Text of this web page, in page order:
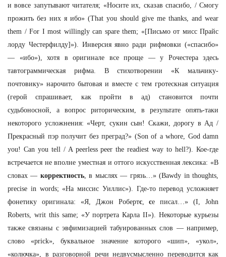
и вовсе запутывают читателя; «Носите их, сказав спасибо, / Смогу
прожить без них я ибо» (That you should give me thanks, and wear
them / For I most willingly can spare them; «[Письмо от мисс Прайс
лорду Честерфилду]»). Инверсия явно ради рифмовки («спасибо»
— «ибо»), хотя в оригинале все проще — у Рочестера здесь
тавтограммическая рифма. В стихотворении «К мальчику-
почтовику» нарочито бытовая и вместе с тем гротескная ситуация
(герой спрашивает, как пройти в ад) становится почти
судьбоносной, а вопрос риторическим, в результате опять-таки
некоторого усложнения: «Черт, сукин сын! Скажи, дорогу в Ад /
Прекрасный пэр получит без преград?» (Son of a whore, God damn
you! Can you tell / A peerless peer the readiest way to hell?).Кое-где
встречается не вполне уместная и оттого искусственная лексика: «В
словах — корректность, в мыслях — грязь…» (Bawdy in thoughts,
precise in words; «На миссис Уиллис»). Где-то перевод усложняет
фонетику оригинала: «Я, Джон Робертс,се писал…»(I, John
Roberts, writ this same; «У портрета Карла II»).Некоторые курьезы
также связаны с эвфимизацией табуированных слов — например,
слово «prick», буквальное значение которого «шип», «укол»,
«колючка», в разговорной речи недвусмысленно переводится как